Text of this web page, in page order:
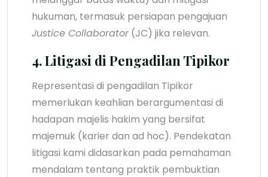
hukuman, termasuk persiapan pengajuan
Justice Collaborator (JC) jika relevan.
4. Litigasi di Pengadilan Tipikor
Representasi di pengadilan Tipikor
memerlukan keahlian berargumentasi di
hadapan majelis hakim yang bersifat
majemuk (karier dan ad hoc). Pendekatan
litigasi kami didasarkan pada pemahaman
mendalam tentang praktik pembuktian